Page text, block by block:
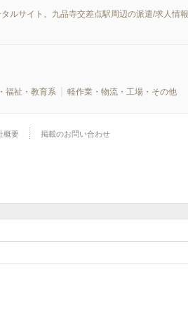
ルサイト。九品寺交差点駅周辺の派遣/求人情
福祉・教育系 軽作業・物流・工場・その他
概要 掲載のお問い合わせ